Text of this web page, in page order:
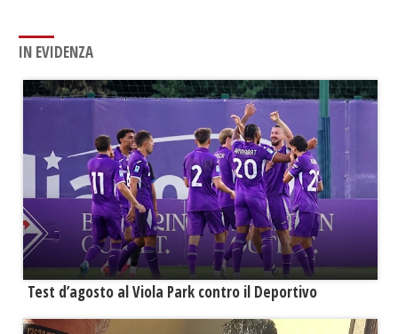
IN EVIDENZA
Test d’agosto al Viola Park contro il Deportivo